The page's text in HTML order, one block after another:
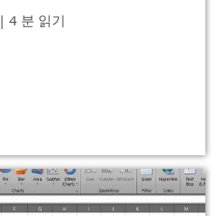
| 4 분 읽기